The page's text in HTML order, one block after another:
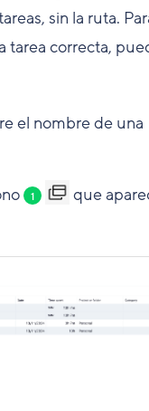
sin la ruta.
tarea correcta,
el nombre de una
1
que